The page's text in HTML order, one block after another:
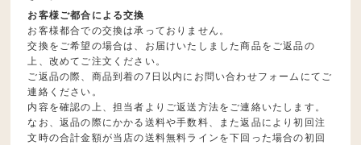
お客様ご都合による交換
お客様都合での交換は承っておりません。
交換をご希望の場合は、お届けいたしました商品をご返品の
上、改めてご注文ください。
ご返品の際、商品到着の7日以内にお問い合わせフォームにてご
連絡ください。
内容を確認の上、担当者よりご返送方法をご連絡いたします。
なお、返品の際にかかる送料や手数料、また返品により初回注
文時の合計金額が当店の送料無料ラインを下回った場合の初回